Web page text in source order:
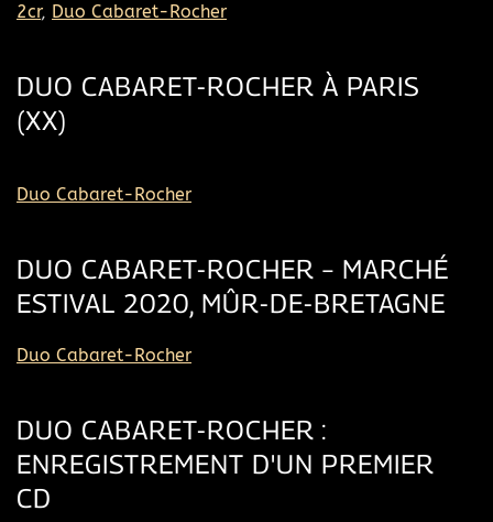
2cr, Duo Cabaret-Rocher
DUO CABARET-ROCHER À PARIS
(XX)
Duo Cabaret-Rocher
DUO CABARET-ROCHER – MARCHÉ
ESTIVAL 2020, MÛR-DE-BRETAGNE
Duo Cabaret-Rocher
DUO CABARET-ROCHER :
ENREGISTREMENT D'UN PREMIER
CD